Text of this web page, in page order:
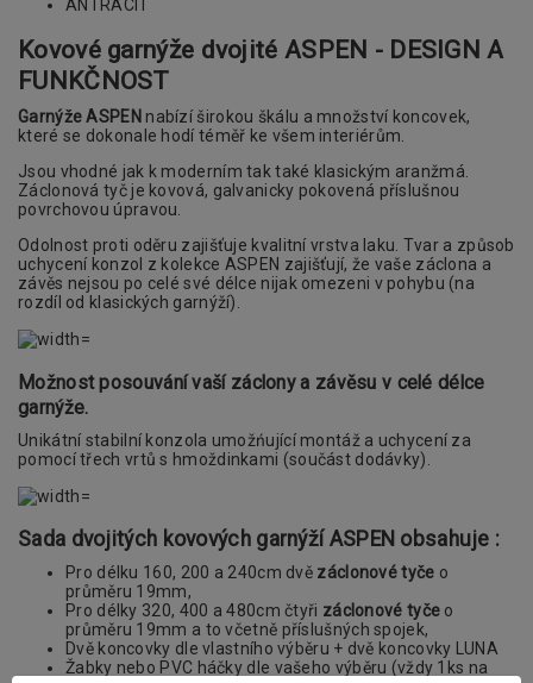
ANTRACIT
Kovové garnýže dvojité ASPEN - DESIGN A
FUNKČNOST
Garnýže ASPEN nabízí širokou škálu a množství koncovek,
které se dokonale hodí téměř ke všem interiérům.
Jsou vhodné jak k moderním tak také klasickým aranžmá.
Záclonová tyč je kovová, galvanicky pokovená příslušnou
povrchovou úpravou.
Odolnost proti oděru zajišťuje kvalitní vrstva laku. Tvar a způsob
uchycení konzol z kolekce ASPEN zajišťují, že vaše záclona a
závěs nejsou po celé své délce nijak omezeni v pohybu (na
rozdíl od klasických garnýží).
Možnost posouvání vaší záclony a závěsu v celé délce
garnýže.
Unikátní stabilní konzola umožńující montáž a uchycení za
pomocí třech vrtů s hmoždinkami (součást dodávky).
Sada dvojitých kovových garnýží ASPEN obsahuje :
Pro délku 160, 200 a 240cm dvě záclonové tyče o
průměru 19mm,
Pro délky 320, 400 a 480cm čtyři záclonové tyče o
průměru 19mm a to včetně příslušných spojek,
Dvě koncovky dle vlastního výběru + dvě koncovky LUNA
Žabky nebo PVC háčky dle vašeho výběru (vždy 1ks na